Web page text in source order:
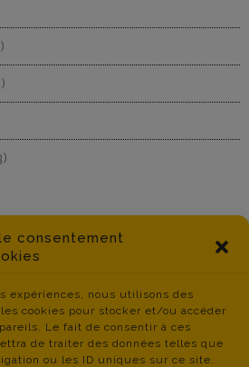
consentement
expériences, nous utilisons des
cookies pour stocker et/ou accéder
Le fait de consentir à ces
de traiter des données telles que
ou les ID uniques sur ce site.